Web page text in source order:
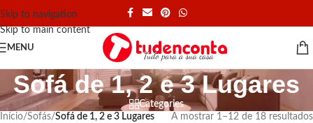
Skip to navigation
Skip to main content
MENU
Sofá de 1, 2 e 3 Lugares
Categories
Início/Sofás/Sofá de 1, 2 e 3 Lugares A mostrar 1–12 de 18 resultados